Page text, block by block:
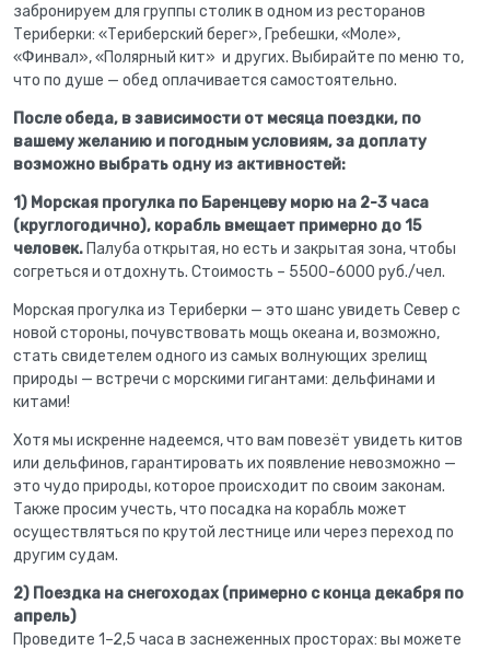
забронируем для группы столик в одном из ресторанов
Териберки: «Териберский берег», Гребешки, «Моле»,
«Финвал», «Полярный кит» и других. Выбирайте по меню то,
что по душе — обед оплачивается самостоятельно.
После обеда, в зависимости от месяца поездки, по
вашему желанию и погодным условиям, за доплату
возможно выбрать одну из активностей:
1) Морская прогулка по Баренцеву морю на 2-3 часа
(круглогодично), корабль вмещает примерно до 15
человек. Палуба открытая, но есть и закрытая зона, чтобы
согреться и отдохнуть. Стоимость – 5500-6000 руб./чел.
Морская прогулка из Териберки — это шанс увидеть Север с
новой стороны, почувствовать мощь океана и, возможно,
стать свидетелем одного из самых волнующих зрелищ
природы — встречи с морскими гигантами: дельфинами и
китами!
Хотя мы искренне надеемся, что вам повезёт увидеть китов
или дельфинов, гарантировать их появление невозможно —
это чудо природы, которое происходит по своим законам.
Также просим учесть, что посадка на корабль может
осуществляться по крутой лестнице или через переход по
другим судам.
2) Поездка на снегоходах (примерно с конца декабря по
апрель)
Проведите 1–2,5 часа в заснеженных просторах: вы можете